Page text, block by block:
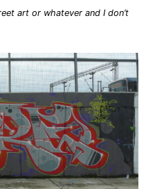
art or whatever and I don’t